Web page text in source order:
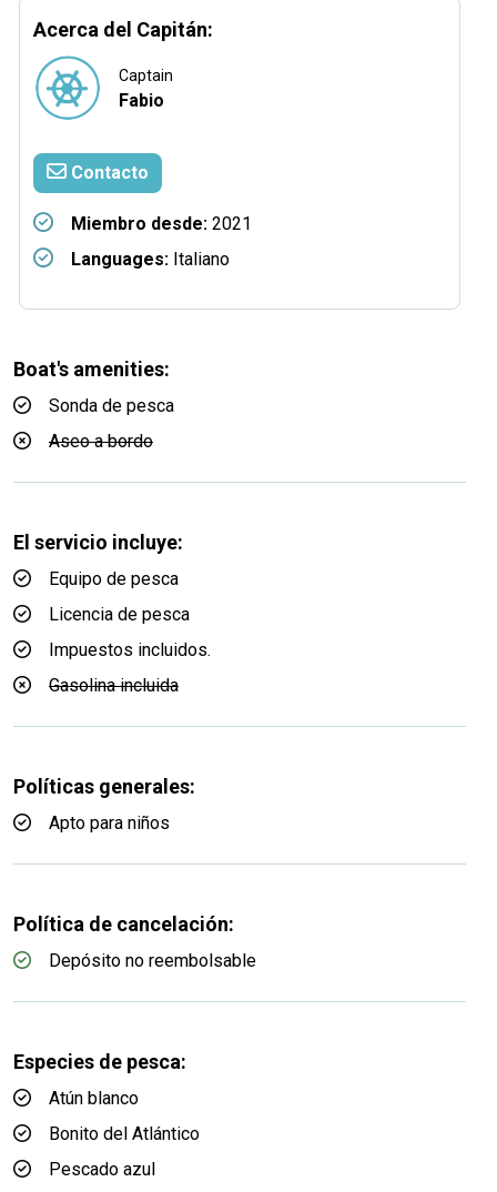
Acerca del Capitán:
Captain
Fabio
Contacto
Miembro desde: 2021
Languages: Italiano
Boat's amenities:
Sonda de pesca
Aseo a bordo
El servicio incluye:
Equipo de pesca
Licencia de pesca
Impuestos incluidos.
Gasolina incluida
Políticas generales:
Apto para niños
Política de cancelación:
Depósito no reembolsable
Especies de pesca:
Atún blanco
Bonito del Atlántico
Pescado azul